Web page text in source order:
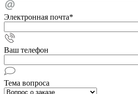
Электронная почта*
Ваш телефон
Тема вопроса